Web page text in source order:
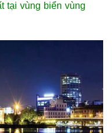
tại vùng biển vùng